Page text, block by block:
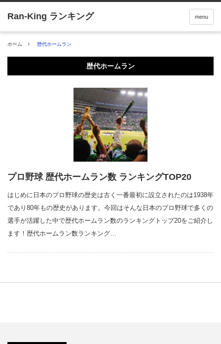
menu
ホーム 歴代ホームラン
歴代ホームラン
プロ野球 歴代ホームラン数 ランキングTOP20
はじめに日本のプロ野球の歴史は古く一番最初に設立されたのは1938年
であり80年もの歴史があります。今回はそんな日本のプロ野球で多くの
選手が活躍した中で歴代ホームラン数のランキングトップ20をご紹介し
ます！歴代ホームラン数ランキング…